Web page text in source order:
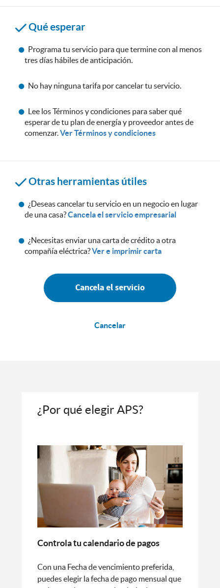
Qué esperar
Programa tu servicio para que termine con al menos
tres días hábiles de anticipación.
No hay ninguna tarifa por cancelar tu servicio.
Lee los Términos y condiciones para saber qué
esperar de tu plan de energía y proveedor antes de
comenzar.Ver Términos y condiciones
Otras herramientas útiles
¿Deseas cancelar tu servicio en un negocio en lugar
de una casa?Cancela el servicio empresarial
¿Necesitas enviar una carta de crédito a otra
compañía eléctrica?Ver e imprimir carta
Cancela el servicio
Cancelar
¿Por qué elegir APS?
Controla tu calendario de pagos
Con una Fecha de vencimiento preferida,
puedes elegir la fecha de pago mensual que